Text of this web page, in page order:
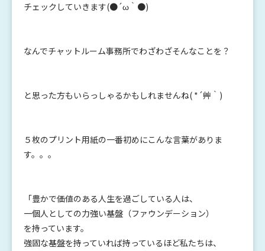
チェックしていきます(●´ω｀●)
なんでチャットルーム事務所でわざわざそんなことを？
と思った方もいらっしゃるかもしれませんね( *´艸｀)
５枚のプリント用紙の一番初めにこんな言葉がありま
す。。。
「豊かで価値のある人生を過ごしている人は、
一個人としての力強い基盤（ファウンデーション）
を持っています。
強固な基盤を持っていれば持っているほど私たちは、